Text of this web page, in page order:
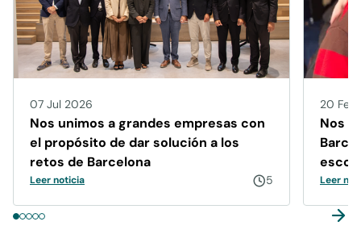
07 Jul 2026
Nos unimos a grandes empresas con
el propósito de dar solución a los
retos de Barcelona
Leer noticia 5
20
Nos
Leer